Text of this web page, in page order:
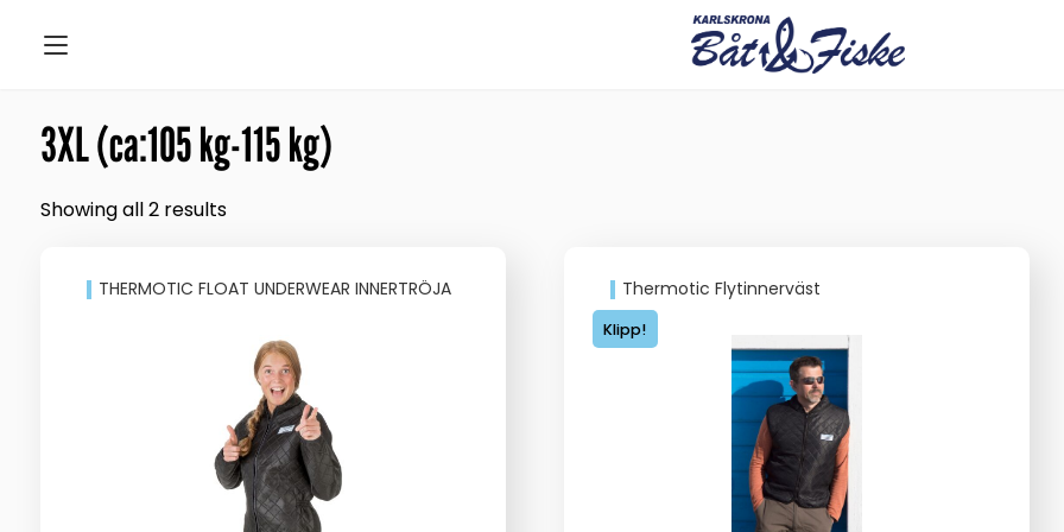
3XL (ca:105 kg-115 kg)
Showing all 2 results
THERMOTIC FLOAT UNDERWEAR INNERTRÖJA Thermotic Flytinnerväst
Klipp!